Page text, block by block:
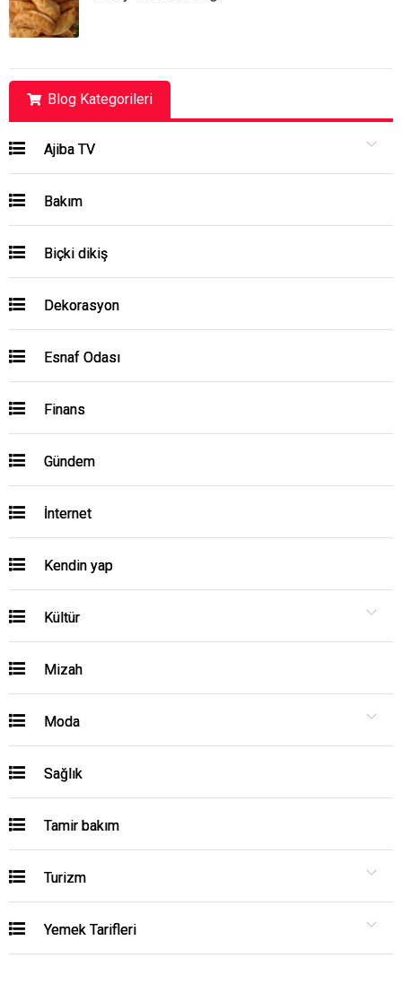
Blog Kategorileri
Ajiba TV
Bakım
Biçki dikiş
Dekorasyon
Esnaf Odası
Finans
Gündem
İnternet
Kendin yap
Kültür
Mizah
Moda
Sağlık
Tamir bakım
Turizm
Yemek Tarifleri